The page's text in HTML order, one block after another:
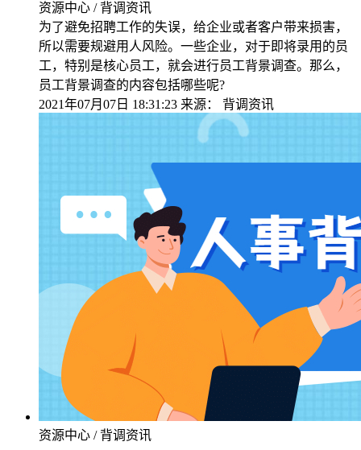
资源中心 / 背调资讯
为了避免招聘工作的失误，给企业或者客户带来损害，
所以需要规避用人风险。一些企业，对于即将录用的员
工，特别是核心员工，就会进行员工背景调查。那么，
员工背景调查的内容包括哪些呢?
2021年07月07日 18:31:23 来源： 背调资讯
资源中心 / 背调资讯